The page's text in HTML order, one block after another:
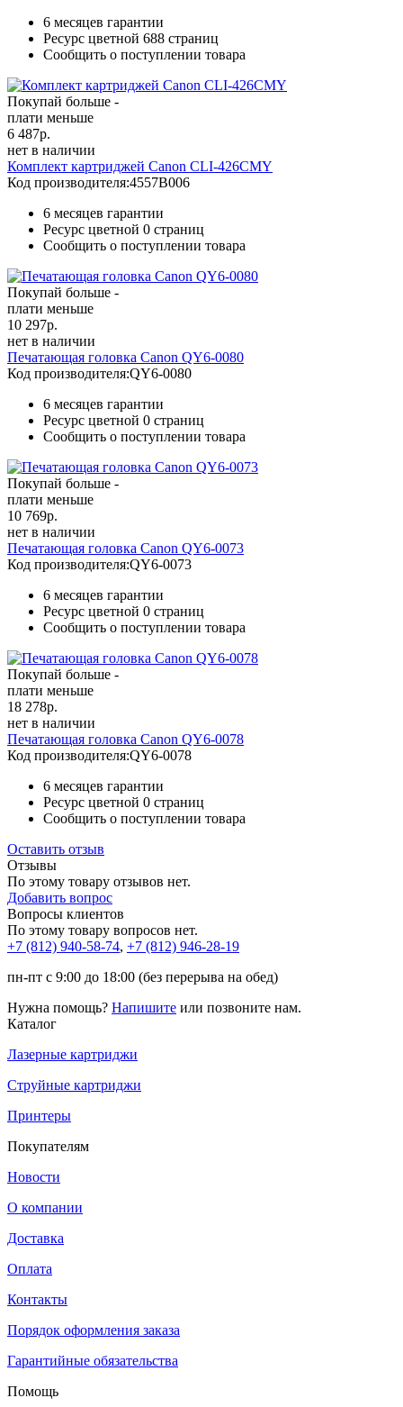
6 месяцев гарантии
Ресурс цветной 688 страниц
Сообщить о поступлении товара
Покупай больше -
плати меньше
6 487р.
нет в наличии
Комплект картриджей Canon CLI-426CMY
Код производителя:4557B006
6 месяцев гарантии
Ресурс цветной 0 страниц
Сообщить о поступлении товара
Покупай больше -
плати меньше
10 297р.
нет в наличии
Печатающая головка Canon QY6-0080
Код производителя:QY6-0080
6 месяцев гарантии
Ресурс цветной 0 страниц
Сообщить о поступлении товара
Покупай больше -
плати меньше
10 769р.
нет в наличии
Печатающая головка Canon QY6-0073
Код производителя:QY6-0073
6 месяцев гарантии
Ресурс цветной 0 страниц
Сообщить о поступлении товара
Покупай больше -
плати меньше
18 278р.
нет в наличии
Печатающая головка Canon QY6-0078
Код производителя:QY6-0078
6 месяцев гарантии
Ресурс цветной 0 страниц
Сообщить о поступлении товара
Оставить отзыв
Отзывы
По этому товару отзывов нет.
Добавить вопрос
Вопросы клиентов
По этому товару вопросов нет.
+7 (812) 940-58-74, +7 (812) 946-28-19
пн-пт с 9:00 до 18:00 (без перерыва на обед)
Нужна помощь? Напишите или позвоните нам.
Каталог
Лазерные картриджи
Струйные картриджи
Принтеры
Покупателям
Новости
О компании
Доставка
Оплата
Контакты
Порядок оформления заказа
Гарантийные обязательства
Помощь